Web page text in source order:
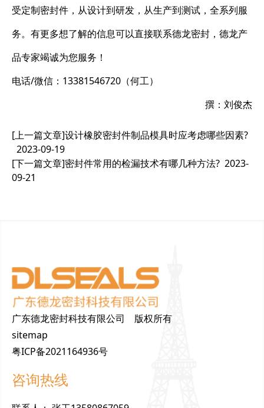
受定制密封件，从设计到研发，从生产到测试，全系列服
务。有更多想了解的信息可以直接联系德龙密封，德龙产
品专家竭诚为您服务！
电话/微信：13381546720（何工）
撰：刘俊杰
[上一篇文章]设计橡胶密封件制品模具时应考虑哪些因素?
2023-09-19
[下一篇文章]密封件常用的检漏技术有哪几种方法? 2023-
09-21
广东德龙密封科技有限公司 版权所有
sitemap
粤ICP备2021164936号
咨询热线